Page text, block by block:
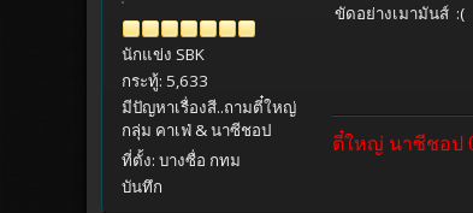
นักแข่ง SBK
กระทู้: 5,633
มีปัญหาเรื่องสี..ถามตี๋ใหญ่
กลุ่ม คาเฟ่ & นาซีชอป
ที่ตั้ง: บางซื่อ กทม
บันทึก
ขัดอย่างเมามันส์ :(
ตี๋ใหญ่ นาซีชอป